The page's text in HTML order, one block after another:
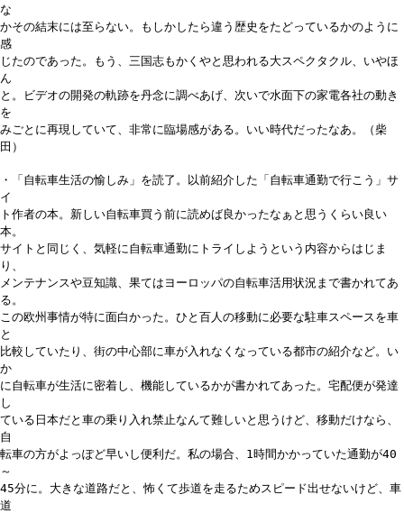
な
かその結末には至らない。もしかしたら違う歴史をたどっているかのように
感
じたのであった。もう、三国志もかくやと思われる大スペクタクル、いやほ
ん
と。ビデオの開発の軌跡を丹念に調べあげ、次いで水面下の家電各社の動き
を
みごとに再現していて、非常に臨場感がある。いい時代だったなあ。（柴
田）
・「自転車生活の愉しみ」を読了。以前紹介した「自転車通勤で行こう」サ
イ
ト作者の本。新しい自転車買う前に読めば良かったなぁと思うくらい良い
本。
サイトと同じく、気軽に自転車通勤にトライしようという内容からはじま
り、
メンテナンスや豆知識、果てはヨーロッパの自転車活用状況まで書かれてあ
る。
この欧州事情が特に面白かった。ひと百人の移動に必要な駐車スペースを車
と
比較していたり、街の中心部に車が入れなくなっている都市の紹介など。い
か
に自転車が生活に密着し、機能しているかが書かれてあった。宅配便が発達
し
ている日本だと車の乗り入れ禁止なんて難しいと思うけど、移動だけなら、
自
転車の方がよっぽど早いし便利だ。私の場合、1時間かかっていた通勤が40
～
45分に。大きな道路だと、怖くて歩道を走るためスピード出せないけど、車
道